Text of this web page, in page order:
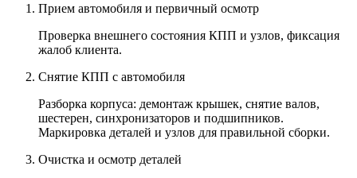
Прием автомобиля и первичный осмотр
Проверка внешнего состояния КПП и узлов, фиксация
жалоб клиента.
Снятие КПП с автомобиля
Разборка корпуса: демонтаж крышек, снятие валов,
шестерен, синхронизаторов и подшипников.
Маркировка деталей и узлов для правильной сборки.
Очистка и осмотр деталей